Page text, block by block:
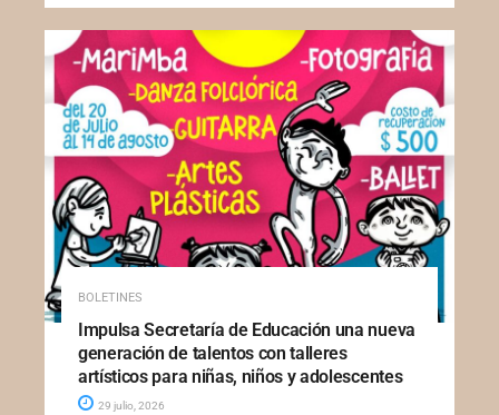
BOLETINES
Impulsa Secretaría de Educación una nueva
generación de talentos con talleres
artísticos para niñas, niños y adolescentes
29 julio, 2026